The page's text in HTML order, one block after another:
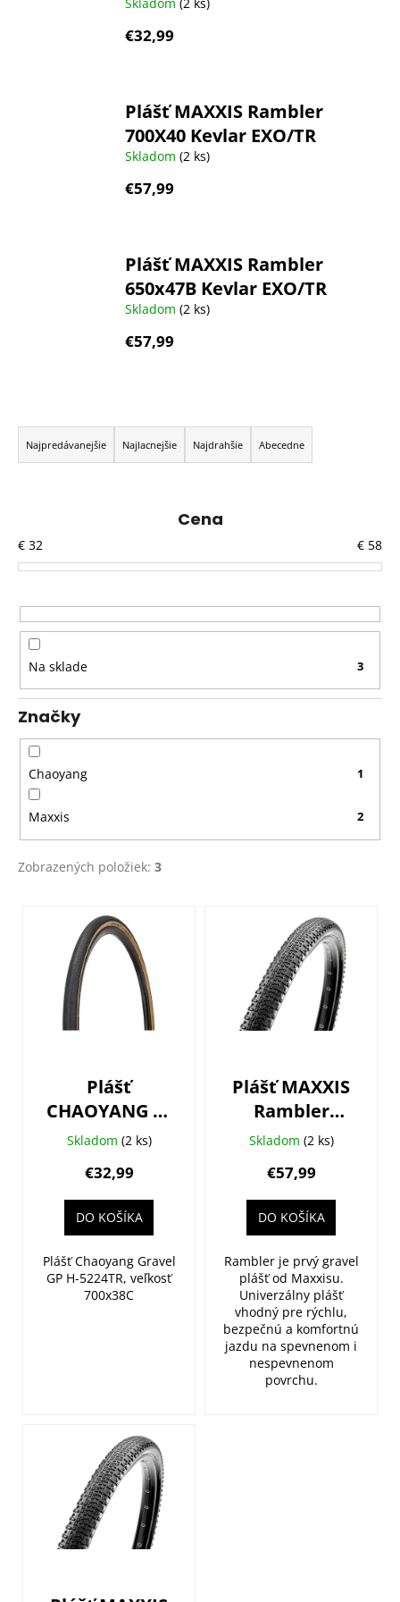
Skladom (2 ks)
€32,99
Plášť MAXXIS Rambler
700X40 Kevlar EXO/TR
Skladom (2 ks)
€57,99
Plášť MAXXIS Rambler
650x47B Kevlar EXO/TR
Skladom (2 ks)
€57,99
R
a
d
i
e
r
o
d
u
k
t
o
v
Najpredávanejšie Najlacnejšie Najdrahšie Abecedne
Cena
€ 32 € 58
Na sklade 3
Značky
Chaoyang 1
Maxxis 2
Zobrazených položiek: 3
Plášť
CHAOYANG H-
5224TR
Skladom (2 ks)
€32,99
DO KOŠÍKA
Plášť Chaoyang Gravel
GP H-5224TR, veľkosť
700x38C
Plášť MAXXIS
Rambler
700X40 Kevlar
Skladom (2 ks)
€57,99
DO KOŠÍKA
Rambler je prvý gravel
plášť od Maxxisu.
Univerzálny plášť
vhodný pre rýchlu,
bezpečnú a komfortnú
jazdu na spevnenom i
nespevnenom
povrchu.